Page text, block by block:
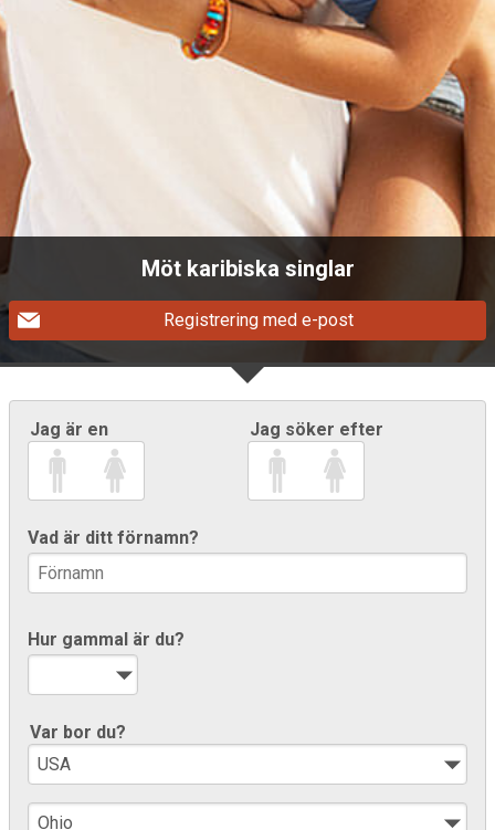
Möt karibiska singlar
Registrering med e-post
Jag är en Jag söker efter
Vad är ditt förnamn?
Hur gammal är du?
Var bor du?